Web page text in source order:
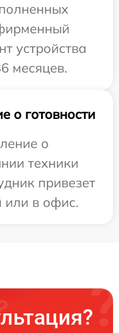
устройства
месяцев.
о готовности
о
техники
привезет
или в офис.